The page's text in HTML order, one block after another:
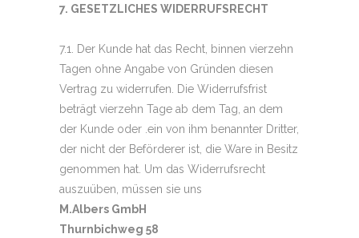
7. GESETZLICHES WIDERRUFSRECHT
7.1. Der Kunde hat das Recht, binnen vierzehn
Tagen ohne Angabe von Gründen diesen
Vertrag zu widerrufen. Die Widerrufsfrist
beträgt vierzehn Tage ab dem Tag, an dem
der Kunde oder .ein von ihm benannter Dritter,
der nicht der Beförderer ist, die Ware in Besitz
genommen hat. Um das Widerrufsrecht
auszuüben, müssen sie uns
M.Albers GmbH
Thurnbichweg 58